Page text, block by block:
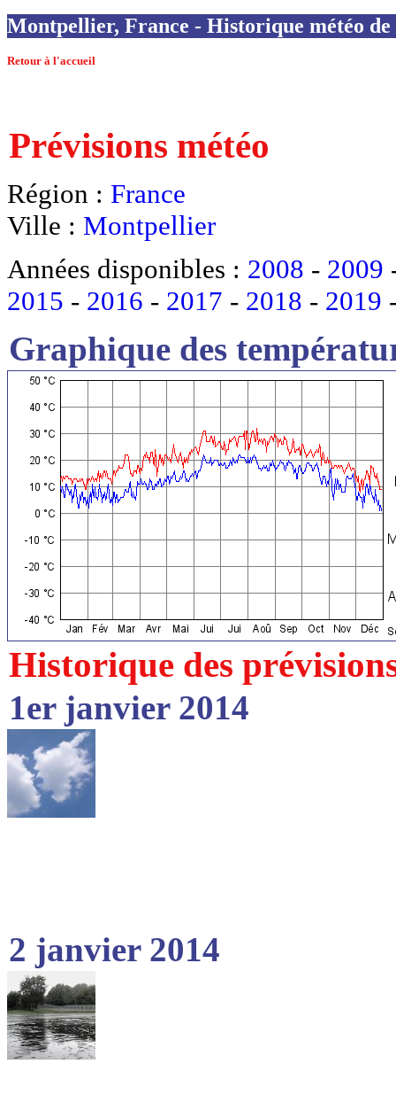
Montpellier, France - Historique météo de
Retour à l'accueil
Prévisions météo
Région : France
Ville : Montpellier
Années disponibles : 2008 - 2009
2015 - 2016 - 2017 - 2018 - 2019
Graphique des
Historique des
1er janvier 2014
2 janvier 2014